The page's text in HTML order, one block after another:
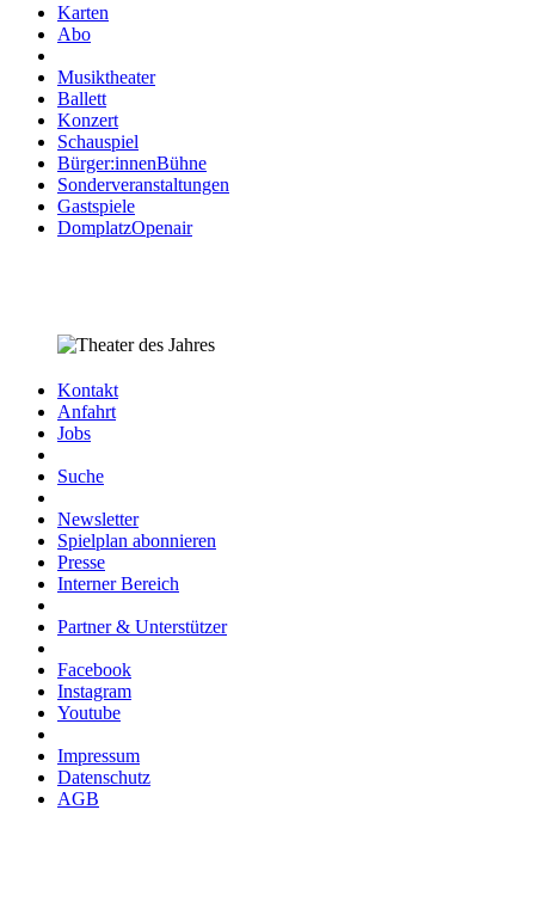
Karten
Abo
Musiktheater
Ballett
Konzert
Schauspiel
Bürger:innenBühne
Sonderveranstaltungen
Gastspiele
DomplatzOpenair
Kontakt
Anfahrt
Jobs
Suche
Newsletter
Spielplan abonnieren
Presse
Interner Bereich
Partner & Unterstützer
Facebook
Instagram
Youtube
Impressum
Datenschutz
AGB